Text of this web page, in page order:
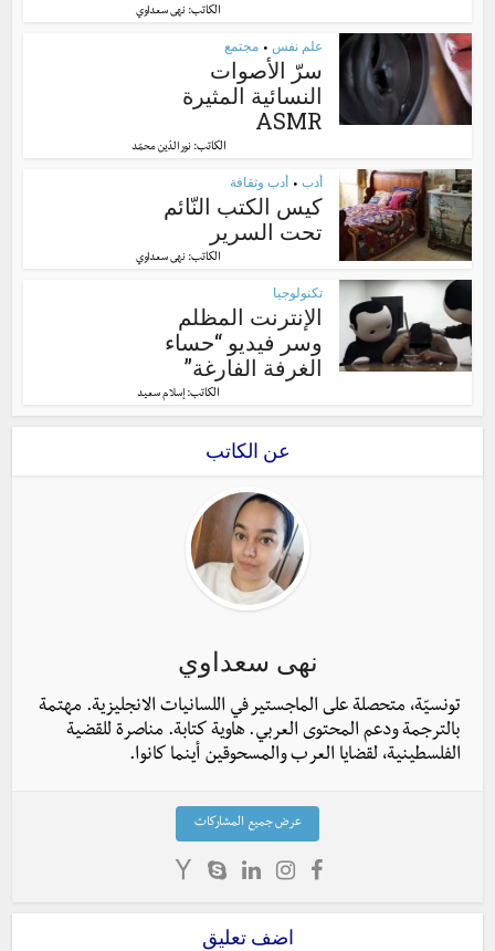
الكاتب: نهى سعداوي
علم نفس • مجتمع
سرّ الأصوات
النسائية المثيرة
ASMR
الكاتب:نور الدّين محمّد
أدب • أدب وثقافة
كيس الكتب النّائم
تحت السرير
الكاتب: نهى سعداوي
تكنولوجيا
الإنترنت المظلم
وسر فيديو “حساء
الغرفة الفارغة”
الكاتب: إسلام سعيد
عن الكاتب
نهى سعداوي
تونسيّة، متحصلة على الماجستير في اللسانيات الانجليزية. مهتمة
بالترجمة ودعم المحتوى العربي. هاوية كتابة. مناصرة للقضية
الفلسطينية، لقضايا العرب والمسحوقين أينما كانوا.
عرض جميع المشاركات
اضف تعليق